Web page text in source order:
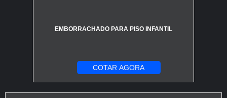
EMBORRACHADO PARA PISO INFANTIL
COTAR AGORA